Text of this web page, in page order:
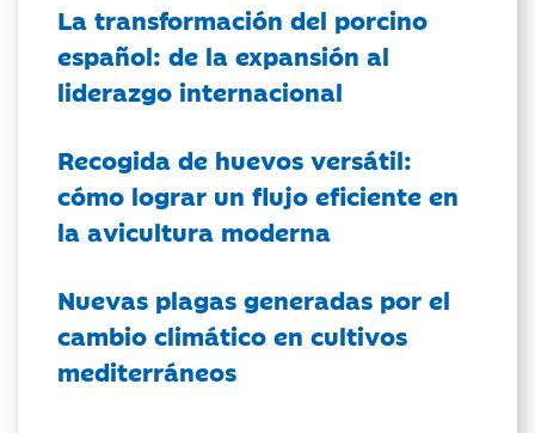
La transformación del porcino
español: de la expansión al
liderazgo internacional
Recogida de huevos versátil:
cómo lograr un flujo eficiente en
la avicultura moderna
Nuevas plagas generadas por el
cambio climático en cultivos
mediterráneos